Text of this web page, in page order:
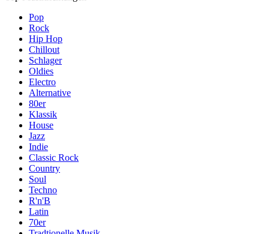
Pop
Rock
Hip Hop
Chillout
Schlager
Oldies
Electro
Alternative
80er
Klassik
House
Jazz
Indie
Classic Rock
Country
Soul
Techno
R'n'B
Latin
70er